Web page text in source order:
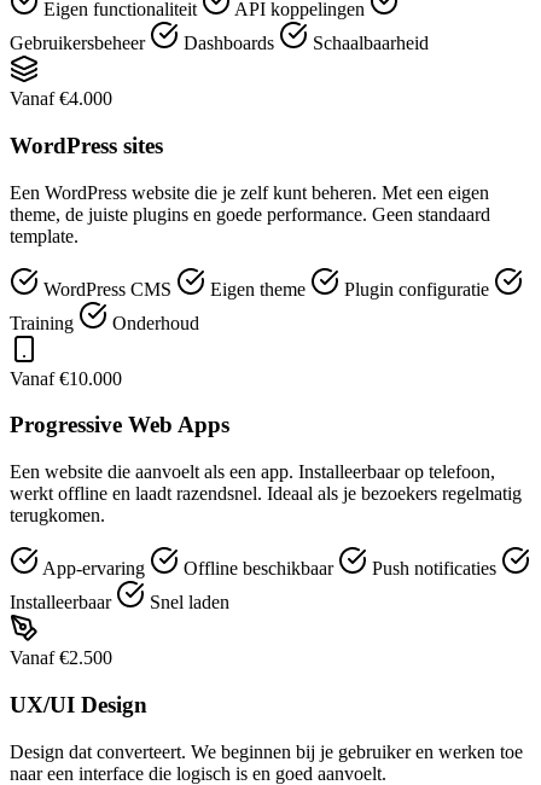
Eigen functionaliteit
API koppelingen
Gebruikersbeheer
Dashboards Schaalbaarheid
Vanaf €4.000
WordPress sites
Een WordPress website die je zelf kunt beheren. Met een eigen
theme, de juiste plugins en goede performance. Geen standaard
template.
WordPress CMS Eigen theme
Plugin configuratie
Training
Onderhoud
Vanaf €10.000
Progressive Web Apps
Een website die aanvoelt als een app. Installeerbaar op telefoon,
werkt offline en laadt razendsnel. Ideaal als je bezoekers regelmatig
terugkomen.
App-ervaring Offline beschikbaar
Push notificaties
Installeerbaar
Snel laden
Vanaf €2.500
UX/UI Design
Design dat converteert. We beginnen bij je gebruiker en werken toe
naar een interface die logisch is en goed aanvoelt.